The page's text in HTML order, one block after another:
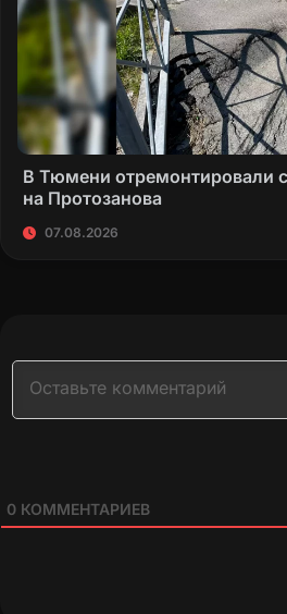
В Тюмени отремонтировали
на Протозанова
07.08.2026
0 КОММЕНТАРИЕВ